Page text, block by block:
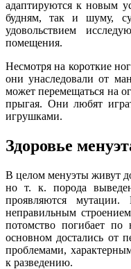
адаптируются к новым
будням, так и шуму,
удовольствием
помещения.
Несмотря на короткие
они унаследовали от
может перемещаться на
прыгая. Они любят
игрушками.
Здоровье
В целом менуэты живут
но т. к. порода
проявляются
неправильным
потомство погибает по
основном достались от
проблемами,
к разведению.